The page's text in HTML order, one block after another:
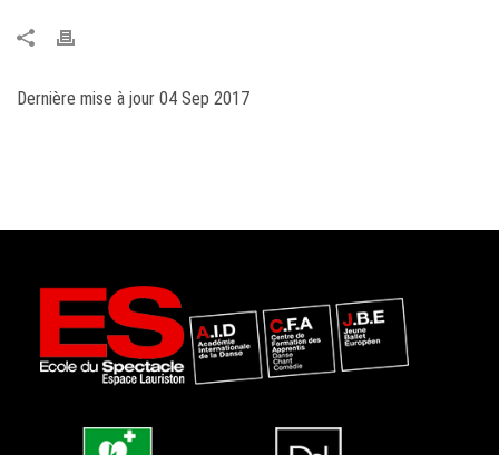
Dernière mise à jour 04 Sep 2017